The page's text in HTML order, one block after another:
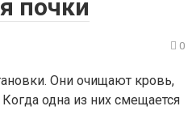
почки
0
Они очищают кровь,
одна из них смещается